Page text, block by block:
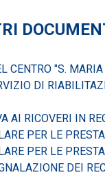
CENTRO "S.
DI
AI RICOVERI IN
PER LE
PER LE
DEI